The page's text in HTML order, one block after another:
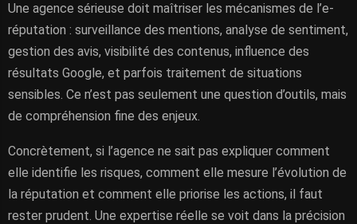
Une agence sérieuse doit maîtriser les mécanismes de l’e-
réputation : surveillance des mentions, analyse de sentiment,
gestion des avis, visibilité des contenus, influence des
résultats Google, et parfois traitement de situations
sensibles. Ce n’est pas seulement une question d’outils, mais
de compréhension fine des enjeux.
Concrètement, si l’agence ne sait pas expliquer comment
elle identifie les risques, comment elle mesure l’évolution de
la réputation et comment elle priorise les actions, il faut
rester prudent. Une expertise réelle se voit dans la précision